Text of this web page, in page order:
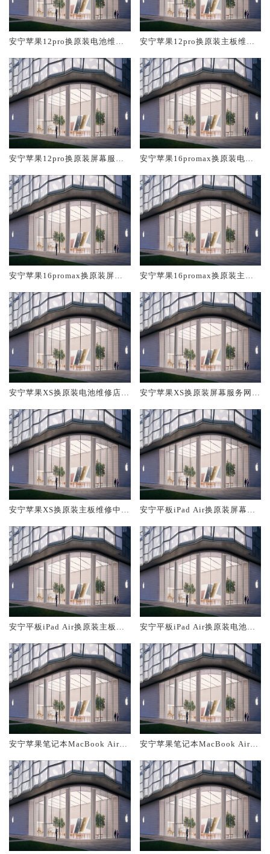
安宁苹果12pro换原装电池维修
安宁苹果12pro换原装主板维修
安宁苹果12pro换原装屏幕服务
安宁苹果16promax换原装电池
安宁苹果16promax换原装屏幕
安宁苹果16promax换原装主板
安宁苹果XS换原装电池维修店大
安宁苹果XS换原装屏幕服务网点
安宁苹果XS换原装主板维修中心
安宁平板iPad Air换原装屏幕服
安宁平板iPad Air换原装主板维
安宁平板iPad Air换原装电池维
安宁苹果笔记本MacBook Air换
安宁苹果笔记本MacBook Air换